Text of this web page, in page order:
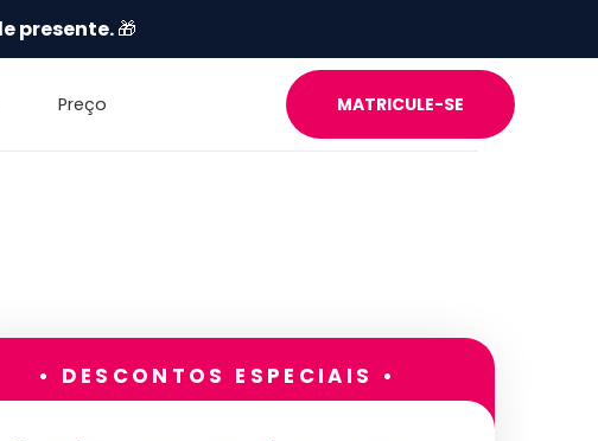
presente.🎁
Preço MATRICULE-SE
• DESCONTOS ESPECIAIS •